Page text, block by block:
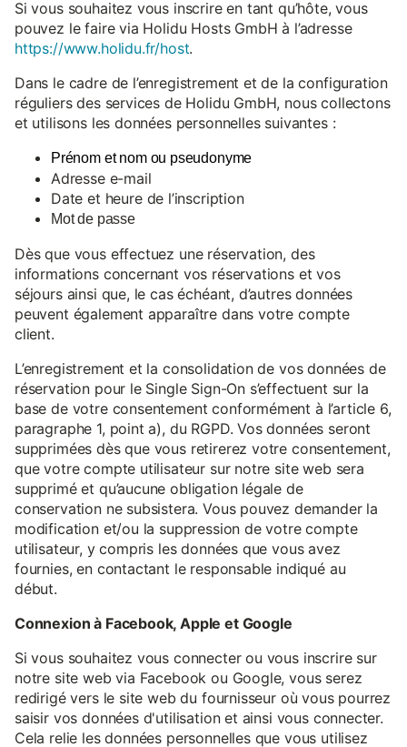
Si vous souhaitez vous inscrire en tant qu’hôte, vous
pouvez le faire via Holidu Hosts GmbH à l’adresse
https://www.holidu.fr/host.
Dans le cadre de l’enregistrement et de la configuration
réguliers des services de Holidu GmbH, nous collectons
et utilisons les données personnelles suivantes :
Prénom et nom ou pseudonyme
Adresse e-mail
Date et heure de l’inscription
Mot de passe
Dès que vous effectuez une réservation, des
informations concernant vos réservations et vos
séjours ainsi que, le cas échéant, d’autres données
peuvent également apparaître dans votre compte
client.
L’enregistrement et la consolidation de vos données de
réservation pour le Single Sign-On s’effectuent sur la
base de votre consentement conformément à l’article 6,
paragraphe 1, point a), du RGPD. Vos données seront
supprimées dès que vous retirerez votre consentement,
que votre compte utilisateur sur notre site web sera
supprimé et qu’aucune obligation légale de
conservation ne subsistera. Vous pouvez demander la
modification et/ou la suppression de votre compte
utilisateur, y compris les données que vous avez
fournies, en contactant le responsable indiqué au
début.
Connexion à Facebook, Apple et Google
Si vous souhaitez vous connecter ou vous inscrire sur
notre site web via Facebook ou Google, vous serez
redirigé vers le site web du fournisseur où vous pourrez
saisir vos données d'utilisation et ainsi vous connecter.
Cela relie les données personnelles que vous utilisez